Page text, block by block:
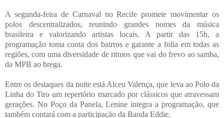
A segunda-feira de Carnaval no Recife promete movimentar os
polos descentralizados, reunindo grandes nomes da música
brasileira e valorizando artistas locais. A partir das 15h, a
programação toma conta dos bairros e garante a folia em todas as
regiões, com uma diversidade de ritmos que vai do frevo ao samba,
da MPB ao brega.
Entre os destaques da noite está Alceu Valença, que leva ao Polo da
Linha do Tiro um repertório marcado por clássicos que atravessam
gerações. No Poço da Panela, Lenine integra a programação, que
também contará com a participação da Banda Eddie.